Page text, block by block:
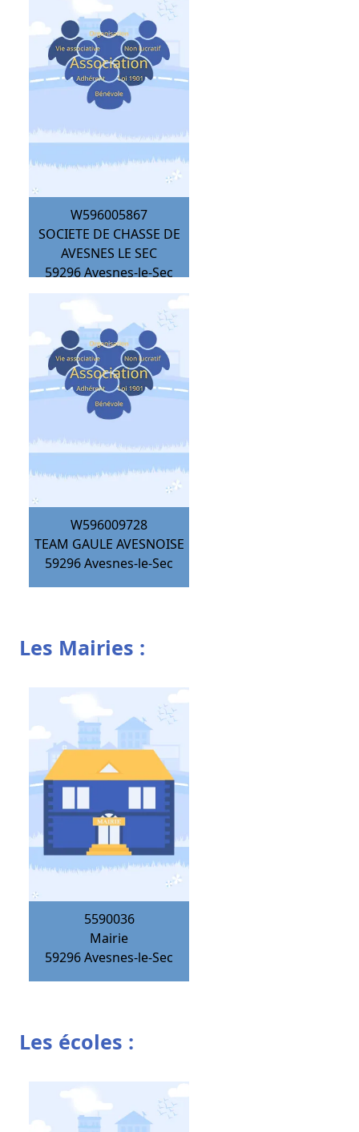
W596005867
SOCIETE DE CHASSE DE
AVESNES LE SEC
59296Avesnes-le-Sec
W596009728
TEAM GAULE AVESNOISE
59296Avesnes-le-Sec
Les Mairies :
5590036
Mairie
59296Avesnes-le-Sec
Les écoles :